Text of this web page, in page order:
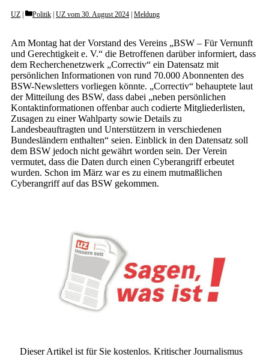
UZ Categories
Politik UZ vom 30. August 2024 Meldung
Am Montag hat der Vorstand des Vereins „BSW – Für Vernunft
und Gerechtigkeit e. V.“ die Betroffenen darüber informiert, dass
dem Recherchenetzwerk „Correctiv“ ein Datensatz mit
persönlichen Informationen von rund 70.000 Abonnenten des
BSW-Newsletters vorliegen könnte. „Correctiv“ behauptete laut
der Mitteilung des BSW, dass dabei „neben persönlichen
Kontaktinformationen offenbar auch codierte Mitgliederlisten,
Zusagen zu einer Wahlparty sowie Details zu
Landesbeauftragten und Unterstützern in verschiedenen
Bundesländern enthalten“ seien. Einblick in den Datensatz soll
dem BSW jedoch nicht gewährt worden sein. Der Verein
vermutet, dass die Daten durch einen Cyberangriff erbeutet
wurden. Schon im März war es zu einem mutmaßlichen
Cyberangriff auf das BSW gekommen.
Dieser Artikel ist für Sie kostenlos. Kritischer Journalismus